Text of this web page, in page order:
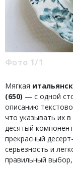
Фото 1/1
Мягкая
(650) — с одной
описанию
что указывать их
десятый
прекрасный
серьезность и
правильный выбор,